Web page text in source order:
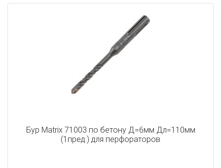
Бур Matrix 71003 по бетону Д=6мм Дл=110мм
(1пред.) для перфораторов